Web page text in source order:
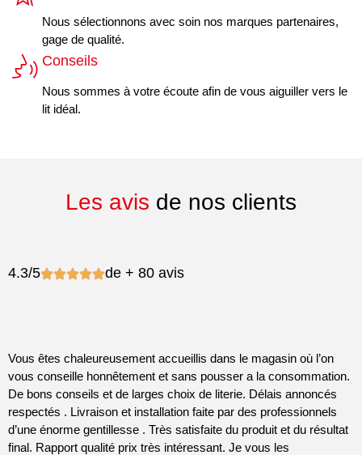
Nous sélectionnons avec soin nos marques partenaires,
gage de qualité.
Conseils
Nous sommes à votre écoute afin de vous aiguiller vers le
lit idéal.
Les avis de nos clients
4.3/5 de + 80 avis
Vous êtes chaleureusement accueillis dans le magasin où l’on
vous conseille honnêtement et sans pousser a la consommation.
De bons conseils et de larges choix de literie. Délais annoncés
respectés . Livraison et installation faite par des professionnels
d’une énorme gentillesse . Très satisfaite du produit et du résultat
final. Rapport qualité prix très intéressant. Je vous les